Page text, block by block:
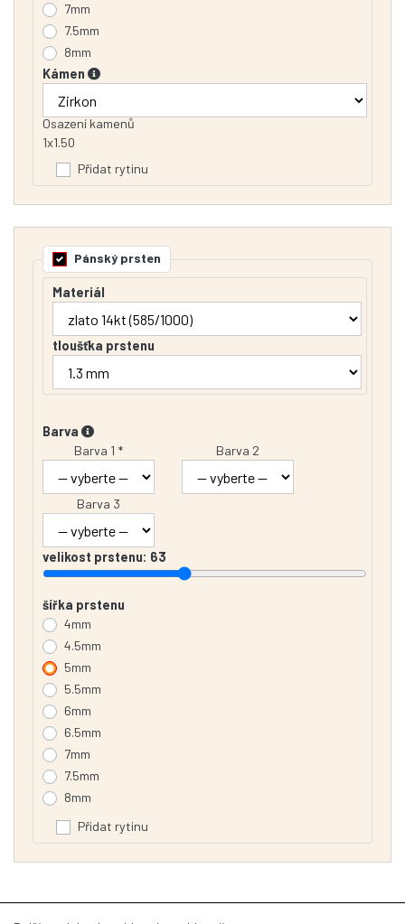
7mm
7.5mm
8mm
Kámen
Osazení kamenů
1x1.50
Přidat rytinu
Pánský prsten
Materiál
tloušťka prstenu
Barva
Barva 1 *
Barva 2
Barva 3
velikost prstenu: 63
šířka prstenu
4mm
4.5mm
5mm
5.5mm
6mm
6.5mm
7mm
7.5mm
8mm
Přidat rytinu